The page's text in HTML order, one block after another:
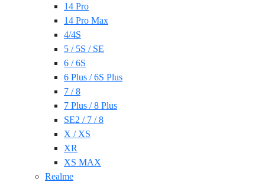
14 Pro
14 Pro Max
4/4S
5 / 5S / SE
6 / 6S
6 Plus / 6S Plus
7 / 8
7 Plus / 8 Plus
SE2 / 7 / 8
X / XS
XR
XS MAX
Realme